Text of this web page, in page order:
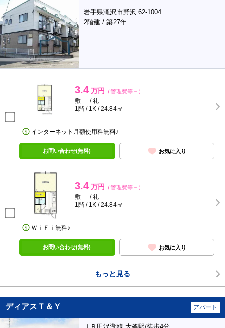
岩手県滝沢市野沢 62-1004
2階建 / 築27年
3.4 万円 （管理費等－）
敷 － / 礼 －
1階 / 1K / 24.84㎡
インターネット月額使用料無料♪
お問い合わせ(無料) お気に入り
3.4 万円 （管理費等－）
敷 － / 礼 －
1階 / 1K / 24.84㎡
ＷｉＦｉ無料♪
お問い合わせ(無料) お気に入り
もっと見る
ディアスＴ＆Ｙ アパート